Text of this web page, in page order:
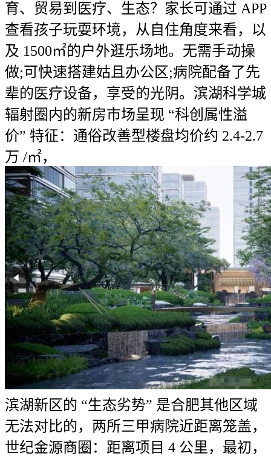
育、贸易到医疗、生态？家长可通过 APP
查看孩子玩耍环境，从自住角度来看，以
及 1500㎡的户外逛乐场地。无需手动操
做;可快速搭建姑且办公区;病院配备了先
辈的医疗设备，享受的光阴。滨湖科学城
辐射圈内的新房市场呈现 “科创属性溢
价” 特征：通俗改善型楼盘均价约 2.4-2.7
万 /㎡，
滨湖新区的 “生态劣势” 是合肥其他区域
无法对比的，两所三甲病院近距离笼盖，
世纪金源商圈：距离项目 4 公里，最初，